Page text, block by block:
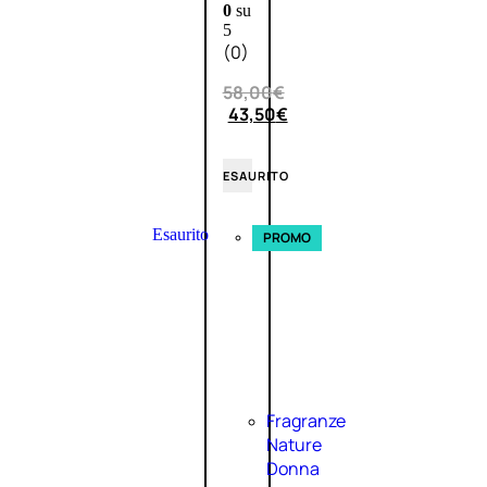
0su
5
(0)
58,00€
43,50€
ESAURITO
Esaurito PROMO
Fragranze
Nature
Donna